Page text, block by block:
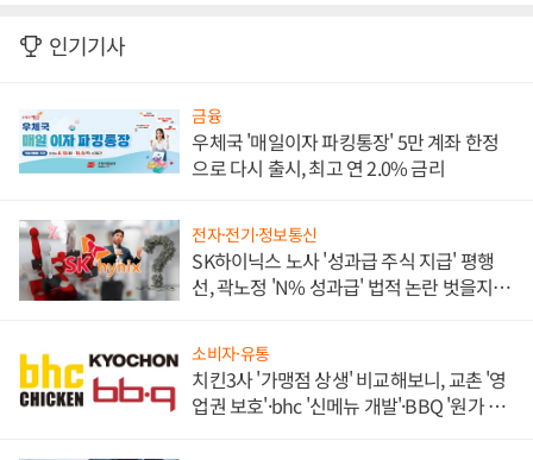
인기기사
금융
우체국 '매일이자 파킹통장' 5만 계좌 한정
으로 다시 출시, 최고 연 2.0% 금리
전자·전기·정보통신
SK하이닉스 노사 '성과급 주식 지급' 평행
선, 곽노정 'N% 성과급' 법적 논란 벗을지 주
소비자·유통
치킨3사 '가맹점 상생' 비교해보니, 교촌 '영
업권 보호'·bhc '신메뉴 개발'·BBQ '원가 부